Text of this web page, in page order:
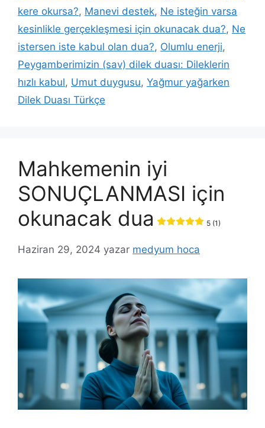
kere okursa?, Manevi destek, Ne isteğin varsa
kesinlikle gerçekleşmesi için okunacak dua?, Ne
istersen iste kabul olan dua?, Olumlu enerji,
Peygamberimizin (sav) dilek duası: Dileklerin
hızlı kabul, Umut duygusu, Yağmur yağarken
Dilek Duası Türkçe
Mahkemenin iyi
SONUÇLANMASI için
okunacak dua
5 (1)
Haziran 29, 2024 yazar medyum hoca